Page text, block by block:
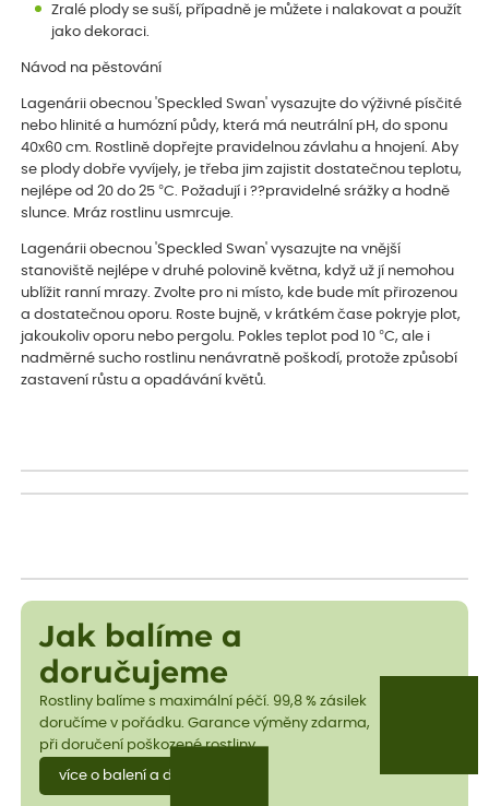
Zralé plody se suší, případně je můžete i nalakovat a použít
jako dekoraci.
Návod na pěstování
Lagenárii obecnou 'Speckled Swan' vysazujte do výživné písčité
nebo hlinité a humózní půdy, která má neutrální pH, do sponu
40x60 cm. Rostlině dopřejte pravidelnou závlahu a hnojení. Aby
se plody dobře vyvíjely, je třeba jim zajistit dostatečnou teplotu,
nejlépe od 20 do 25 °C. Požadují i ??pravidelné srážky a hodně
slunce. Mráz rostlinu usmrcuje.
Lagenárii obecnou 'Speckled Swan' vysazujte na vnější
stanoviště nejlépe v druhé polovině května, když už jí nemohou
ublížit ranní mrazy. Zvolte pro ni místo, kde bude mít přirozenou
a dostatečnou oporu. Roste bujně, v krátkém čase pokryje plot,
jakoukoliv oporu nebo pergolu. Pokles teplot pod 10 °C, ale i
nadměrné sucho rostlinu nenávratně poškodí, protože způsobí
zastavení růstu a opadávání květů.
Jak balíme a
doručujeme
Rostliny balíme s maximální péčí. 99,8 % zásilek
doručíme v pořádku. Garance výměny zdarma,
při doručení poškozené rostliny.
více o balení a dopravě